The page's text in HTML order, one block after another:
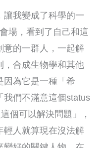
我變成了科學的一
場，看到了自己和這
意的一群人，一起解
，合成生物學和其他
因為它是一種「希
我們不滿意這個status
個可以解決問題」，
輕人就算現在沒法解